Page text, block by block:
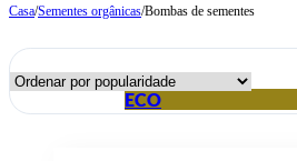
Casa/Sementes orgânicas/Bombas de sementes
ECO